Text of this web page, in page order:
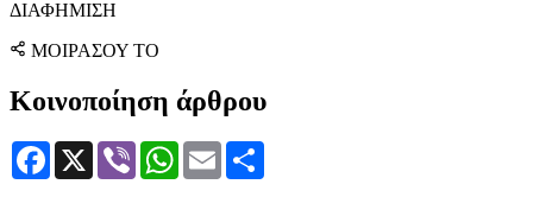
ΔΙΑΦΗΜΙΣΗ
ΜΟΙΡΑΣΟΥ ΤΟ
Κοινοποίηση άρθρου
Facebook
X Viber WhatsApp
Email